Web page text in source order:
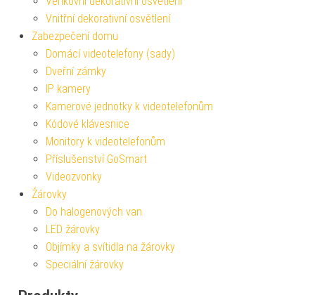
Vnitřní dekorativní osvětlení
Zabezpečení domu
Domácí videotelefony (sady)
Dveřní zámky
IP kamery
Kamerové jednotky k videotelefonům
Kódové klávesnice
Monitory k videotelefonům
Příslušenství GoSmart
Videozvonky
Žárovky
Do halogenových van
LED žárovky
Objímky a svítidla na žárovky
Speciální žárovky